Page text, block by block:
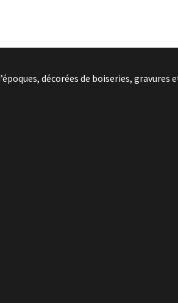
décorées de boiseries, gravures